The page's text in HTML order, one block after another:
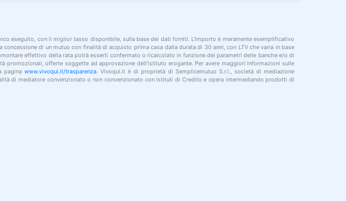
eseguito, con il miglior tasso disponibile, sulla base dei dati forniti. L'importo è meramente esemplificativo
di un mutuo con finalità di acquisto prima casa dalla durata di 30 anni, con LTV che varia in base
effettivo della rata potrà esserti confermato o ricalcolato in funzione dei parametri delle banche e/o di
promozionali, offerte soggette ad approvazione dell'istituto erogante. Per avere maggiori informazioni sulle
paginawww.vivoqui.it/trasparenza. Vivoqui.it è di proprietà di Semplicemutuo S.r.l., società di mediazione
di mediatore convenzionato o non convenzionato con Istituti di Credito e opera intermediando prodotti di